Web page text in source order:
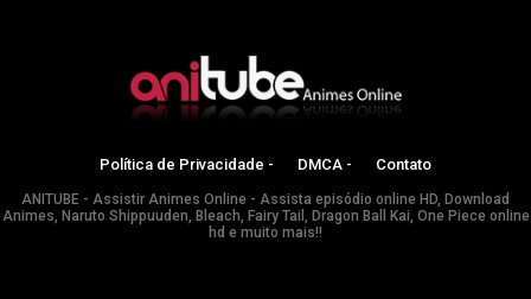
Política de Privacidade - DMCA - Contato
ANITUBE - Assistir Animes Online - Assista episódio online HD, Download
Animes, Naruto Shippuuden, Bleach, Fairy Tail, Dragon Ball Kai, One Piece online
hd e muito mais!!